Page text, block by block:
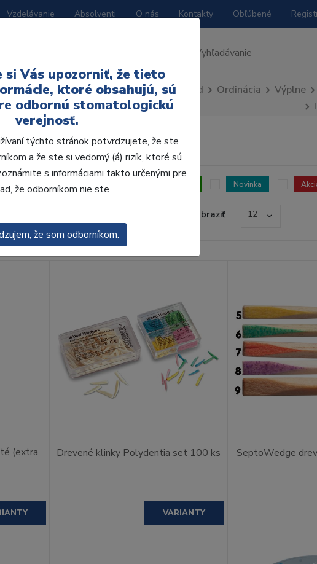
Vzdelávanie Absolventi O nás Kontakty Obľúbené
Úvod Ordinácia Výplne
Novinka
Zobraziť 12
(extra
Drevené klinky Polydentia set 100 ks
VARIANTY
SeptoWedge
si Vás upozorniť, že tieto
ktoré obsahujú, sú
odbornú stomatologickú
verejnosť.
týchto stránok potvrdzujete, že ste
a že ste si vedomý (á) rizík, ktoré sú
s informáciami takto určenými pre
že odborníkom nie ste
že som odborníkom.